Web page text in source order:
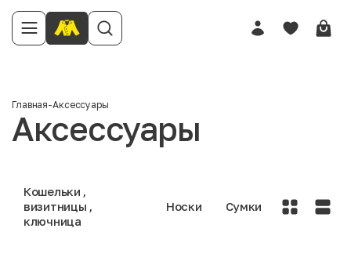
Главная-Аксессуары
Аксессуары
Кошельки ,
визитницы ,
ключница
Носки Сумки